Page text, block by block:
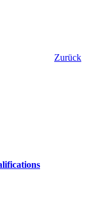
Zurück